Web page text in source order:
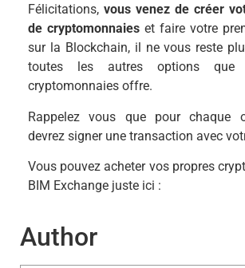
Félicitations, vous venez de créer
de cryptomonnaies et faire votre
sur la Blockchain, il ne vous reste
toutes les autres options que
cryptomonnaies offre.
Rappelez vous que pour chaque
devrez signer une transaction avec
Vous pouvez acheter vos propres
BIM Exchange juste ici :
Author